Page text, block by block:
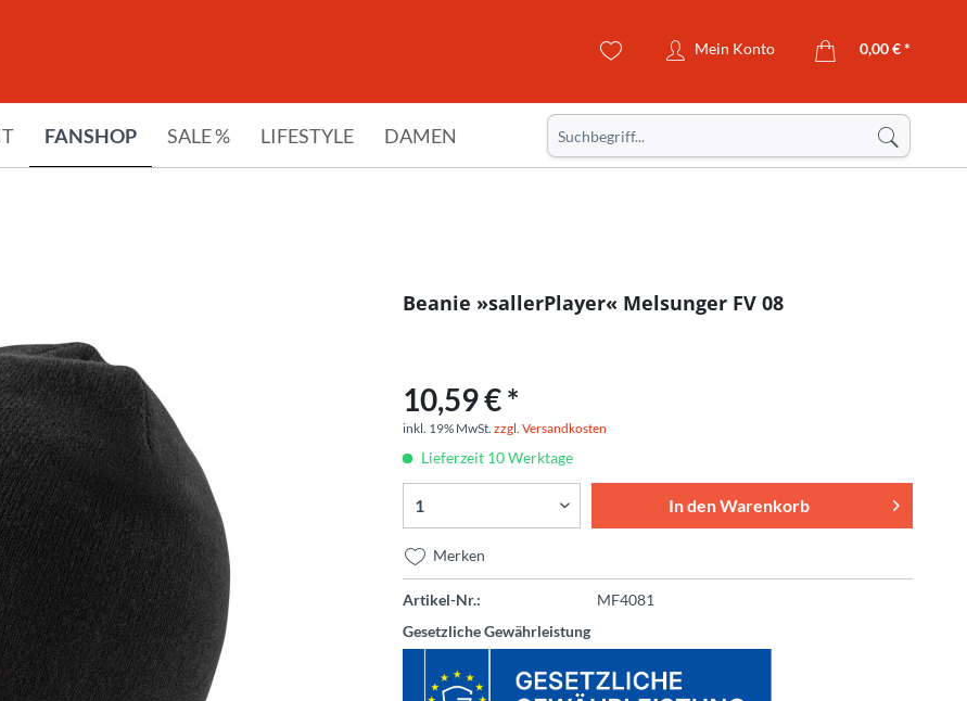
Mein Konto 0,00 € *
FANSHOP SALE % LIFESTYLE DAMEN
Beanie »sallerPlayer« Melsunger FV 08
10,59 € *
inkl. 19% MwSt. zzgl. Versandkosten
Lieferzeit 10 Werktage
In denWarenkorb
Merken
Artikel-Nr.:
MF4081
Gesetzliche Gewährleistung